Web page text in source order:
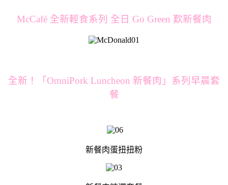
McCafé 全新輕食系列 全日 Go Green 歎新餐肉
全新！「OmniPork Luncheon 新餐肉」系列早晨套
餐
新餐肉蛋扭扭粉